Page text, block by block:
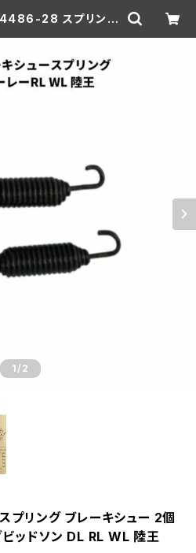
28 スプリング
| aar-hd
1/2
リング ブレーキシュー 2個
ビッドソン DL RL WL 陸王